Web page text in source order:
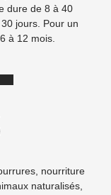
dure de 8 à 40
jours. Pour un
à 12 mois.
nourriture
naturalisés,